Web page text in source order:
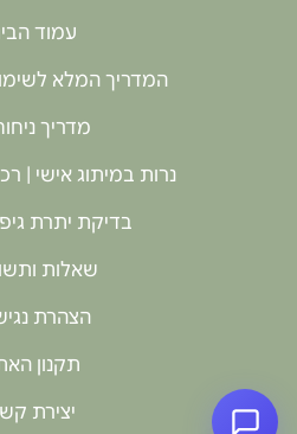
עמוד
המדריך המלא
מדריך
נרות במיתוג אישי |
בדיקת יתרת
שאלות
הצהרת
תקנון
יצירת